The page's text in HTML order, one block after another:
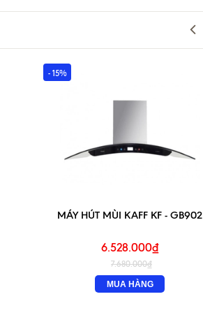
- 15%
MÁY HÚT MÙI KAFF KF - GB902
6.528.000₫
7.680.000₫
MUA HÀNG